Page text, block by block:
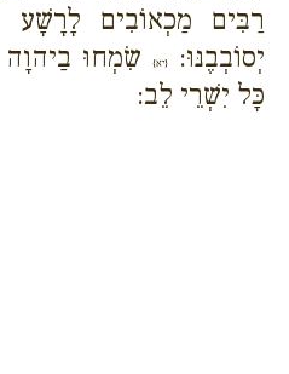
רַבִּים מַכְאוֹבִים לָרָשָׁע
יְסוֹבְבֶנּוּ:{יא}
שִׂמְחוּ בַיהוָה
כָּל יִשְׁרֵי לֵב: